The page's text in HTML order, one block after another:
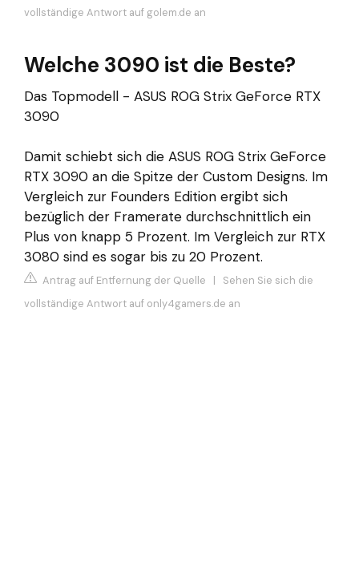
vollständige Antwort auf golem.de an
Welche 3090 ist die Beste?
Das Topmodell - ASUS ROG Strix GeForce RTX
3090
Damit schiebt sich die ASUS ROG Strix GeForce
RTX 3090 an die Spitze der Custom Designs. Im
Vergleich zur Founders Edition ergibt sich
bezüglich der Framerate durchschnittlich ein
Plus von knapp 5 Prozent. Im Vergleich zur RTX
3080 sind es sogar bis zu 20 Prozent.
Antrag auf Entfernung der Quelle | Sehen Sie sich die
vollständige Antwort auf only4gamers.de an